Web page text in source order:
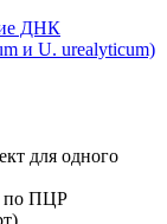
ДНК
и U. urealyticum)